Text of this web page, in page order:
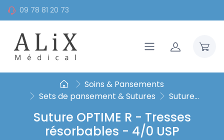
09 78 81 20 73
Soins & Pansements
Sets de pansement & Sutures
Suture...
Suture OPTIME R - Tresses
résorbables - 4/0 USP